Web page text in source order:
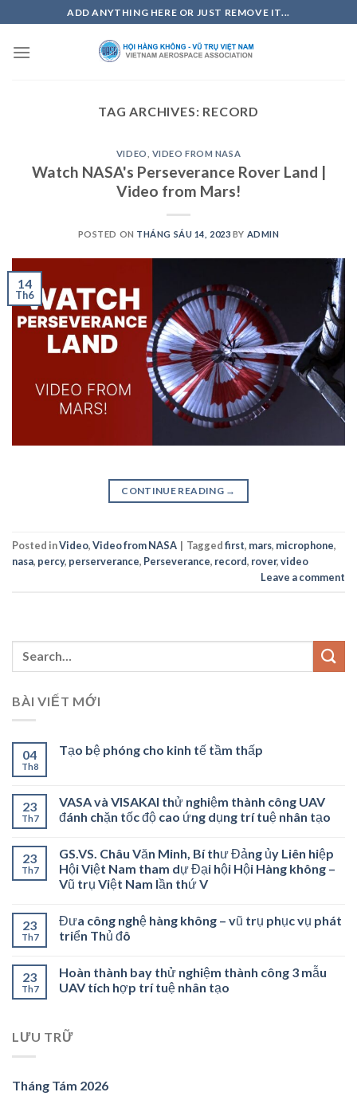
to
content
ADD ANYTHING HERE OR JUST REMOVE IT...
TAG ARCHIVES: RECORD
VIDEO VIDEO FROM NASA
Watch NASA's Perseverance Rover Land |
Video from Mars!
POSTED ON THÁNG SÁU 14, 2023 BY ADMIN
14
Th6
CONTINUE READING →
Posted inVideo,Video from NASA | Taggedfirst, mars, microphone,
nasa, percy, perserverance, Perseverance, record, rover,video
Leave a comment
BÀI VIẾT MỚI
04
Th8
Tạo bệ phóng cho kinh tế tầm thấp
23
Th7
VASA và VISAKAI thử nghiệm thành công UAV
đánh chặn tốc độ cao ứng dụng trí tuệ nhân tạo
23
Th7
GS.VS. Châu Văn Minh, Bí thư Đảng ủy Liên hiệp
Hội Việt Nam tham dự Đại hội Hội Hàng không –
Vũ trụ Việt Nam lần thứ V
23
Th7
Đưa công nghệ hàng không – vũ trụ phục vụ phát
triển Thủ đô
23
Th7
Hoàn thành bay thử nghiệm thành công 3 mẫu
UAV tích hợp trí tuệ nhân tạo
LƯU TRỮ
Tháng Tám 2026